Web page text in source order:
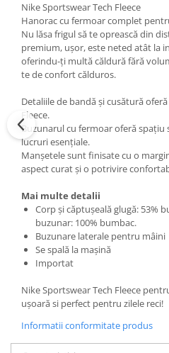
Nike Sportswear Tech Fleece
Hanorac cu fermoar complet
Nu lăsa frigul să te oprească din
premium, ușor, este neted atât la
oferindu-ți multă căldură fără
te de confort călduros.
Detaliile de bandă și cusătură
Fleece.
Buzunarul cu fermoar oferă spațiu
lucruri esențiale.
Manșetele sunt finisate cu o
aspect curat și o potrivire
Mai multe detalii
Corp și căptușeală glugă: 53%
buzunar: 100% bumbac.
Buzunare laterale pentru mâini
Se spală la mașină
Importat
Nike Sportswear Tech Fleece
ușoară si perfect pentru zilele reci!
Informatii conformitate produs